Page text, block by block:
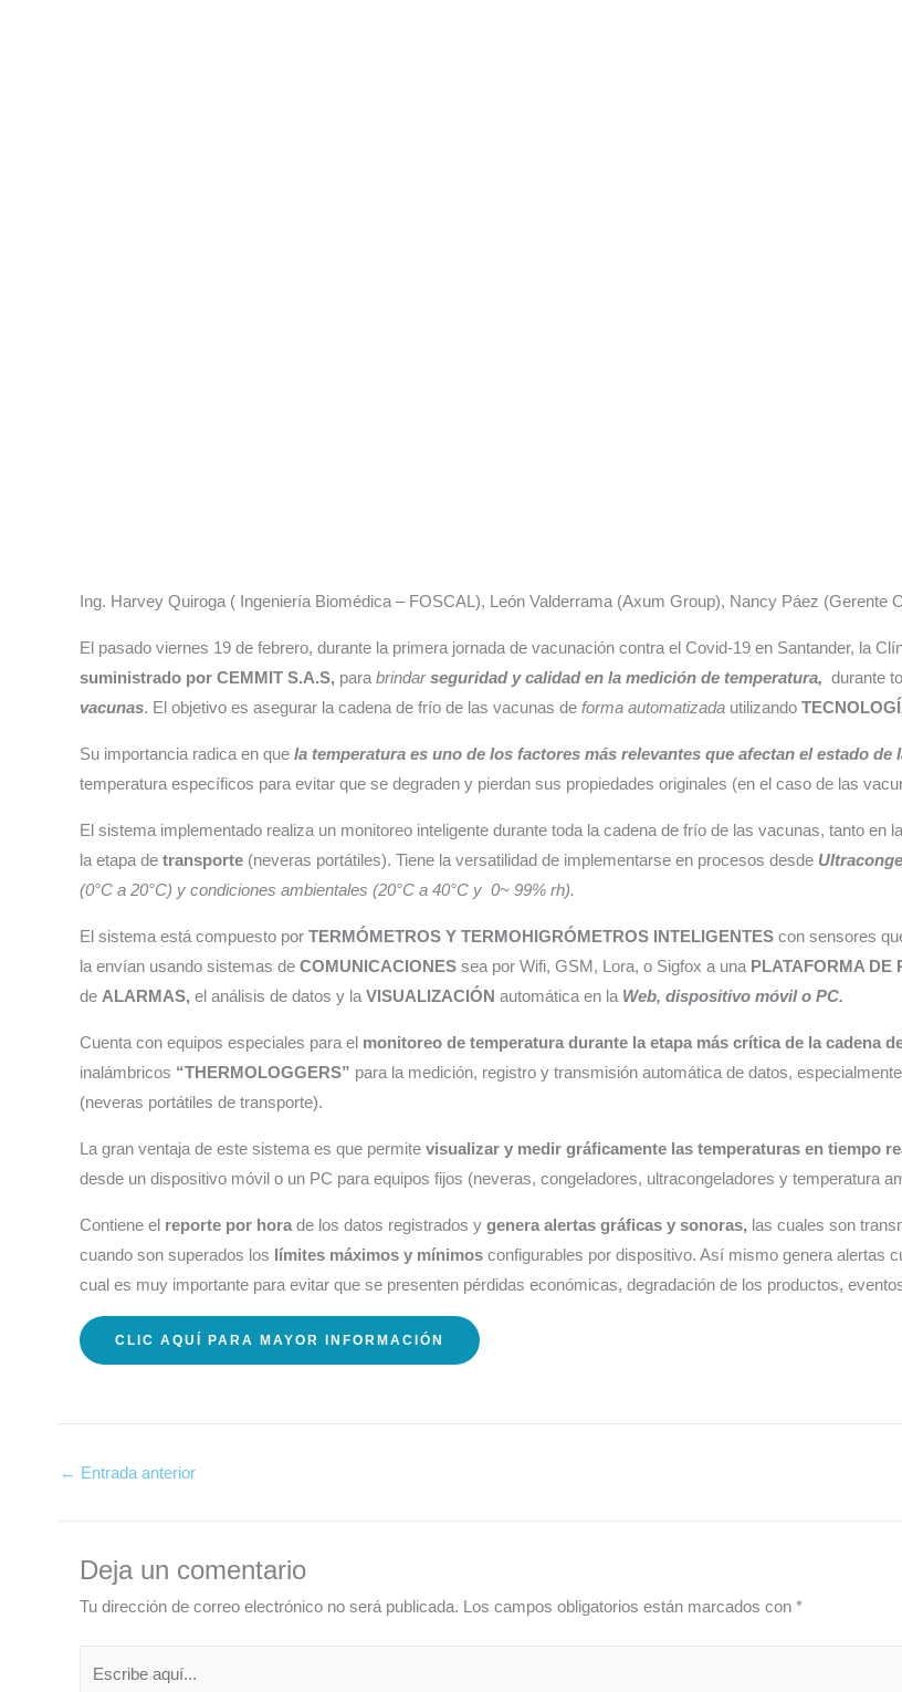
Ing. Harvey Quiroga ( Ingeniería Biomédica – FOSCAL), León Valderrama (Axum Group), Nancy Páez (Gerente
El pasado viernes 19 de febrero, durante la primera jornada de vacunación contra el Covid-19 en Santander, la
suministrado por CEMMIT S.A.S, para brindarseguridad y calidad en la medición de temperatura, durante
vacunas. El objetivo es asegurar la cadena de frío de las vacunas de forma automatizada utilizando
Su importancia radica en que la temperatura es uno de los factores más relevantes que afectan el estado de
temperatura específicos para evitar que se degraden y pierdan sus propiedades originales (en el caso de las
El sistema implementado realiza un monitoreo inteligente durante toda la cadena de frío de las vacunas, tanto en
la etapa de transporte (neveras portátiles). Tiene la versatilidad de implementarse en procesos desde
(0°C a 20°C) y condiciones ambientales (20°C a 40°C y 0~ 99% rh).
El sistema está compuesto por TERMÓMETROS Y TERMOHIGRÓMETROS INTELIGENTES con sensores
la envían usando sistemas de COMUNICACIONES sea por Wifi, GSM, Lora, o Sigfox a una PLATAFORMA DE
de ALARMAS, el análisis de datos y la VISUALIZACIÓN automática en la Web, dispositivo móvil o PC.
Cuenta con equipos especiales para el monitoreo de temperatura durante la etapa más crítica de la cadena
inalámbricos “THERMOLOGGERS” para la medición, registro y transmisión automática de datos,
(neveras portátiles de transporte).
La gran ventaja de este sistema es que permite visualizar y medir gráficamente las temperaturas en tiempo
desde un dispositivo móvil o un PC para equipos fijos (neveras, congeladores, ultracongeladores y temperatura
Contiene el reporte por hora de los datos registrados y genera alertas gráficas y sonoras, las cuales son
cuando son superados los límites máximos y mínimos configurables por dispositivo. Así mismo genera alertas
cual es muy importante para evitar que se presenten pérdidas económicas, degradación de los productos,
CLIC AQUÍ PARA MAYOR INFORMACIÓN
← Entrada anterior
Deja un comentario
Tu dirección de correo electrónico no será publicada. Los campos obligatorios están marcados con *